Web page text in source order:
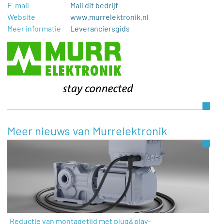
E-mail
Mail dit bedrijf
Website
www.murrelektronik.nl
Meer informatie
Leveranciersgids
Meer nieuws van Murrelektronik
Reductie van montagetijd met plug&play-